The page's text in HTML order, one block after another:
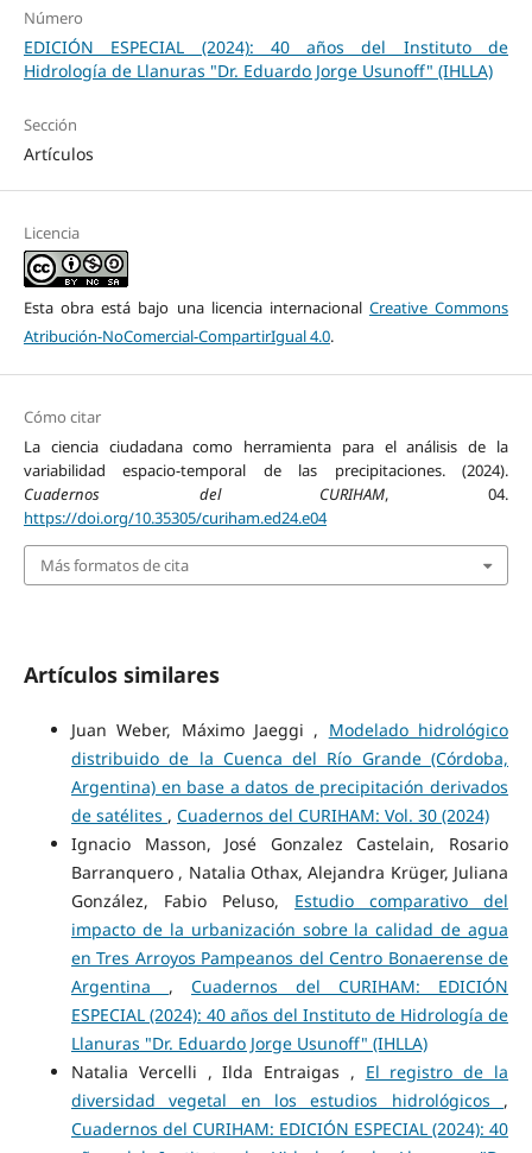
Número
EDICIÓN ESPECIAL (2024): 40 años del Instituto de
Hidrología de Llanuras "Dr. Eduardo Jorge Usunoff" (IHLLA)
Sección
Artículos
Licencia
Esta obra está bajo una licencia internacional Creative Commons
Atribución-NoComercial-CompartirIgual 4.0.
Cómo citar
La ciencia ciudadana como herramienta para el análisis de la
variabilidad espacio-temporal de las precipitaciones. (2024).
Cuadernos del CURIHAM, 04.
https://doi.org/10.35305/curiham.ed24.e04
Más formatos de cita
Artículos similares
Juan Weber, Máximo Jaeggi , Modelado hidrológico
distribuido de la Cuenca del Río Grande (Córdoba,
Argentina) en base a datos de precipitación derivados
de satélites , Cuadernos del CURIHAM: Vol. 30 (2024)
Ignacio Masson, José Gonzalez Castelain, Rosario
Barranquero , Natalia Othax, Alejandra Krüger, Juliana
González, Fabio Peluso, Estudio comparativo del
impacto de la urbanización sobre la calidad de agua
en Tres Arroyos Pampeanos del Centro Bonaerense de
Argentina , Cuadernos del CURIHAM: EDICIÓN
ESPECIAL (2024): 40 años del Instituto de Hidrología de
Llanuras "Dr. Eduardo Jorge Usunoff" (IHLLA)
Natalia Vercelli , Ilda Entraigas , El registro de la
diversidad vegetal en los estudios hidrológicos ,
Cuadernos del CURIHAM: EDICIÓN ESPECIAL (2024): 40